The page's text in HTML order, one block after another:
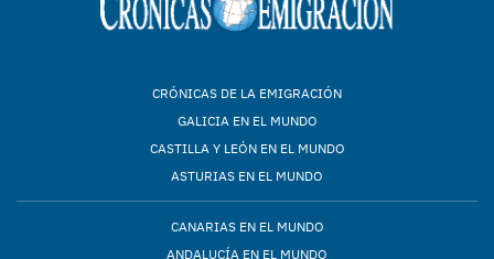
CRÓNICAS DE LA EMIGRACIÓN
GALICIA EN EL MUNDO
CASTILLA Y LEÓN EN EL MUNDO
ASTURIAS EN EL MUNDO
CANARIAS EN EL MUNDO
ANDALUCÍA EN EL MUNDO